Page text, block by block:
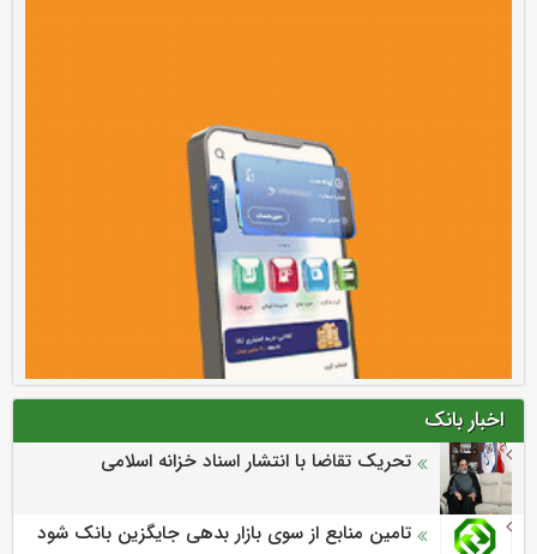
اخبار بانک
تحریک تقاضا با انتشار اسناد خزانه اسلامی
تامین منابع از سوی بازار بدهی جایگزین بانک شود